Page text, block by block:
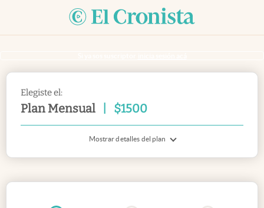
Elegiste el:
Plan Mensual $1500
Mostrar detalles del plan